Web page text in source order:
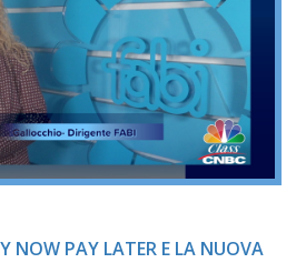
NOW PAY LATER E LA NUOVA